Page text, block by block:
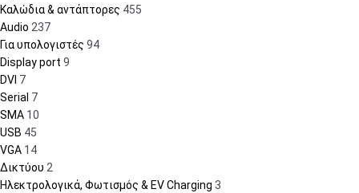
Καλώδια & αντάπτορες 455
Audio 237
Για υπολογιστές 94
Display port 9
DVI 7
Serial 7
SMA 10
USB 45
VGA 14
Δικτύου 2
Ηλεκτρολογικά, Φωτισμός & EV Charging 3